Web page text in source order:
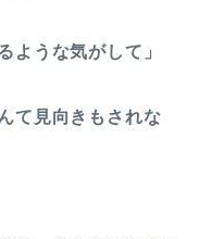
ような気がして」
て見向きもされな